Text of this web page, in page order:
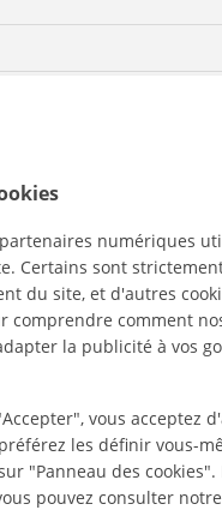
des deux boutons, vous
maintenant
numériques
Certains sont
du site, et d'autres
comprendre comment
la publicité à vos
vous acceptez
les définir vous-
"Panneau des cookies".
pouvez consulter notre